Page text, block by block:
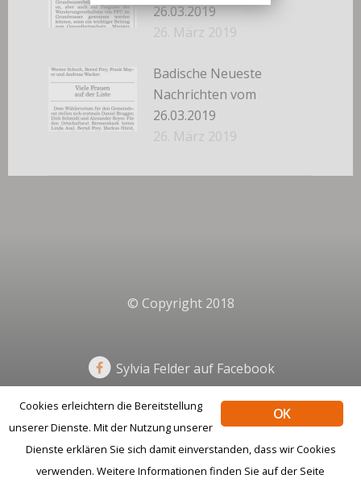
26.03.2019
26. März 2019
Badische Neueste
Nachrichten vom
26.03.2019
26. März 2019
© Copyright 2018
Sylvia Felder auf Facebook
Impressum Datenschutz
OK
Cookies erleichtern die Bereitstellung
unserer Dienste. Mit der Nutzung unserer
Dienste erklären Sie sich damit einverstanden, dass wir Cookies
verwenden. Weitere Informationen finden Sie auf der Seite